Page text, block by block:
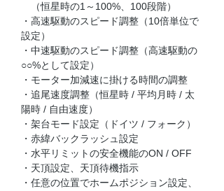
（恒星時の1～100%、100段階）
・高速駆動のスピード調整（10倍単位で
設定）
・中速駆動のスピード調整（高速駆動の
○○%として設定）
・モーター加減速に掛ける時間の調整
・追尾速度調整（恒星時 / 平均月時 / 太
陽時 / 自由速度）
・架台モード設定（ドイツ / フォーク）
・赤緯バックラッシュ設定
・水平リミットの安全機能のON / OFF
・天頂設定、天頂待機指示
・任意の位置でホームポジション設定、